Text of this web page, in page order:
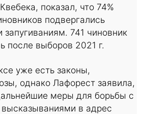
показал, что 74%
подвергались
741 чиновник
после выборов 2021 г.
уже есть законы,
однако Лафорест заявила,
меры для борьбы с
в адрес